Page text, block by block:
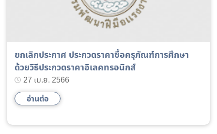
ยกเลิกประกาศ ประกวดราคาซื้อครุภัณฑ์การศึกษา
ด้วยวิธีประกวดราคาอิเลคทรอนิกส์
27 เม.ย. 2566
อ่านต่อ